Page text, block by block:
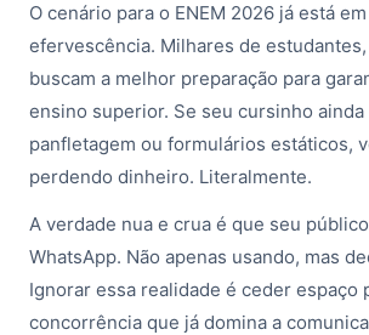
O cenário para o ENEM 2026 já está
efervescência. Milhares de
buscam a melhor preparação para
ensino superior. Se seu cursinho
panfletagem ou formulários estáticos,
perdendo dinheiro. Literalmente.
A verdade nua e crua é que seu
WhatsApp. Não apenas usando, mas
Ignorar essa realidade é ceder espaço
concorrência que já domina a